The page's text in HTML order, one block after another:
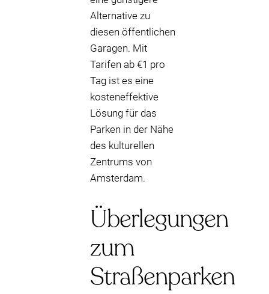
Alternative zu
diesen öffentlichen
Garagen. Mit
Tarifen ab €1 pro
Tag ist es eine
kosteneffektive
Lösung für das
Parken in der Nähe
des kulturellen
Zentrums von
Amsterdam.
Überlegungen
zum
Straßenparken